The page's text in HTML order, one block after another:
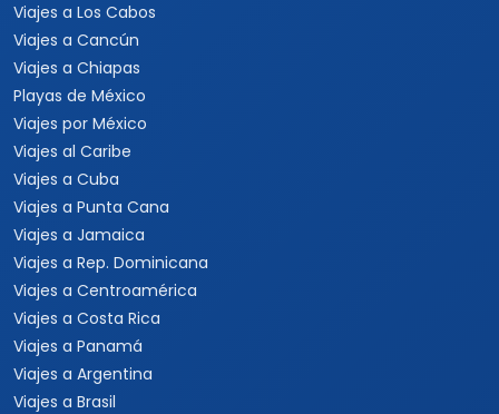
Viajes a Los Cabos
Viajes a Cancún
Viajes a Chiapas
Playas de México
Viajes por México
Viajes al Caribe
Viajes a Cuba
Viajes a Punta Cana
Viajes a Jamaica
Viajes a Rep. Dominicana
Viajes a Centroamérica
Viajes a Costa Rica
Viajes a Panamá
Viajes a Argentina
Viajes a Brasil